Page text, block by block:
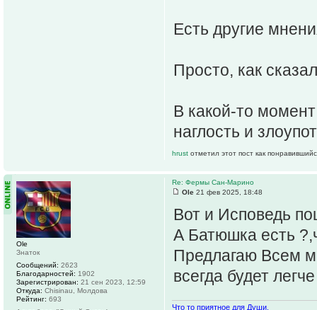
Есть другие
Просто, как
В какой-то
наглость и
hrust отметил этот пост как
Re: Фермы Сан-Марино
Ole 21 фев 2025, 18:48
Вот и Исповедь
А Батюшка есть
Предлагаю Всем
всегда будет
Что то приятное для Души.
Ole
Знаток
Сообщений: 2623
Благодарностей: 1902
Зарегистрирован: 21 сен 2023, 12:59
Откуда: Chisinau, Молдова
Рейтинг: 693